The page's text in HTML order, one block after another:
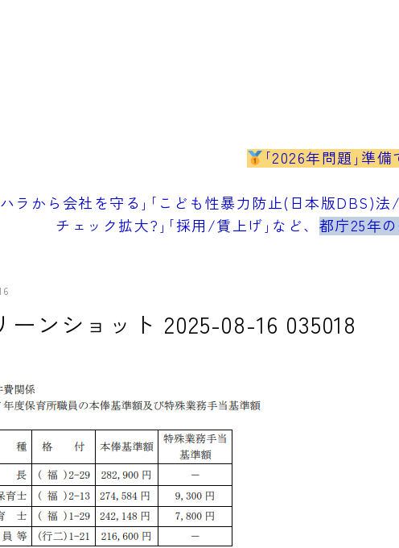
｢2026年問題｣準
ラから会社を守る｣｢こども性暴力防止(日本版DBS)
チェック拡大?｣｢採用/賃上げ｣など、 都庁25年
ーンショット 2025-08-16 035018